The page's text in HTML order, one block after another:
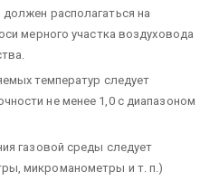
располагаться на
мерного участка воздуховода
температур следует
не менее 1,0 с диапазоном
газовой среды следует
микроманометры и т. п.)